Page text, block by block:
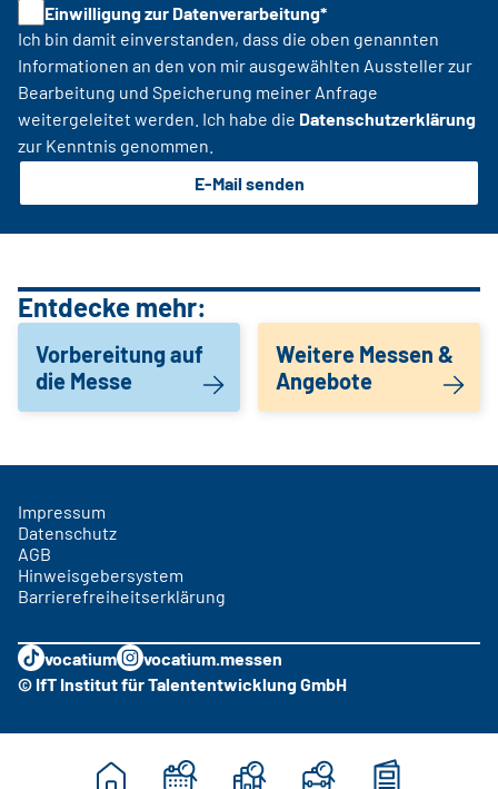
Einwilligung zur Datenverarbeitung*
Ich bin damit einverstanden, dass die oben genannten
Informationen an den von mir ausgewählten Aussteller zur
Bearbeitung und Speicherung meiner Anfrage
weitergeleitet werden. Ich habe die Datenschutzerklärung
zur Kenntnis genommen.
E-Mail senden
Entdecke mehr:
Vorbereitung auf
die Messe
Weitere Messen &
Angebote
Impressum
Datenschutz
AGB
Hinweisgebersystem
Barrierefreiheitserklärung
vocatium
vocatium.messen
© IfT Institut für Talententwicklung GmbH